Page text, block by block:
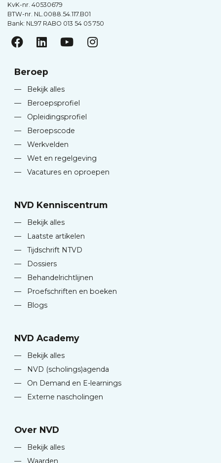
KvK-nr. 40530679
BTW-nr. NL.0088.54.117.B01
Bank: NL97 RABO 013 54 05 750
Beroep
—
Bekijk alles
—
Beroepsprofiel
—
Opleidingsprofiel
—
Beroepscode
—
Werkvelden
—
Wet en regelgeving
—
Vacatures en oproepen
NVD Kenniscentrum
—
Bekijk alles
—
Laatste artikelen
—
Tijdschrift NTVD
—
Dossiers
—
Behandelrichtlijnen
—
Proefschriften en boeken
—
Blogs
NVD Academy
—
Bekijk alles
—
NVD (scholings)agenda
—
On Demand en E-learnings
—
Externe nascholingen
Over NVD
—
Bekijk alles
—
Waarden